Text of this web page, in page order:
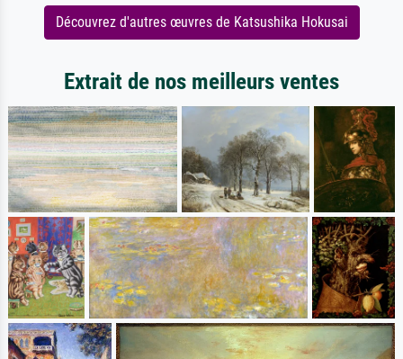
Découvrez d'autres œuvres de Katsushika Hokusai
Extrait de nos meilleurs ventes